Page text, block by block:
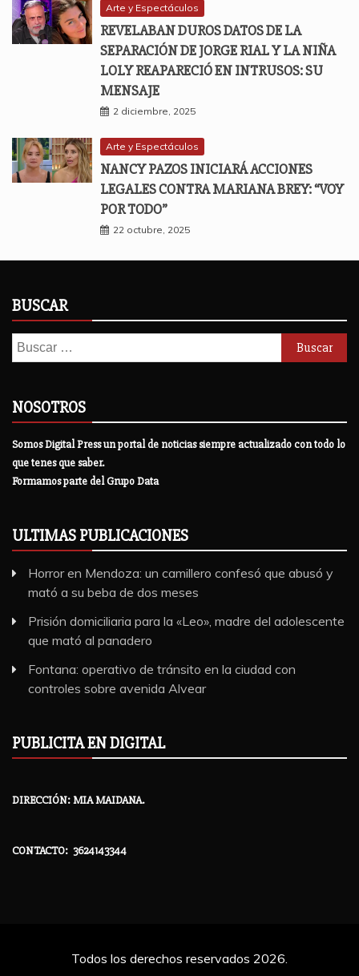
Arte y Espectáculos
REVELABAN DUROS DATOS DE LA
SEPARACIÓN DE JORGE RIAL Y LA NIÑA
LOLY REAPARECIÓ EN INTRUSOS: SU
MENSAJE
2 diciembre, 2025
Arte y Espectáculos
NANCY PAZOS INICIARÁ ACCIONES
LEGALES CONTRA MARIANA BREY: “VOY
POR TODO”
22 octubre, 2025
BUSCAR
Buscar:
NOSOTROS
Somos Digital Press un portal de noticias siempre actualizado con todo lo
que tenes que saber.
Formamos parte del Grupo Data
ULTIMAS PUBLICACIONES
Horror en Mendoza: un camillero confesó que abusó y
mató a su beba de dos meses
Prisión domiciliaria para la «Leo», madre del adolescente
que mató al panadero
Fontana: operativo de tránsito en la ciudad con
controles sobre avenida Alvear
PUBLICITA EN DIGITAL
DIRECCIÓN: MIA MAIDANA.
CONTACTO: 3624143344
Todos los derechos reservados 2026.